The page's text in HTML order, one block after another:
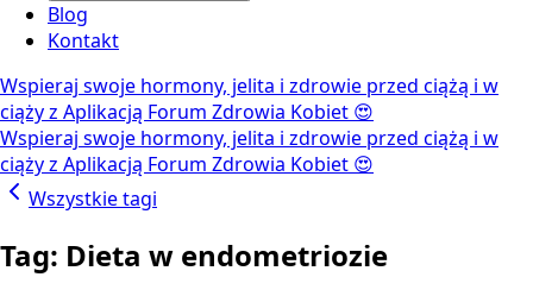
Blog
Kontakt
Wspieraj swoje hormony, jelita i zdrowie przed ciążą i w
ciąży z Aplikacją Forum Zdrowia Kobiet 😍
Wspieraj swoje hormony, jelita i zdrowie przed ciążą i w
ciąży z Aplikacją Forum Zdrowia Kobiet 😍
Wszystkie tagi
Tag: Dieta w endometriozie